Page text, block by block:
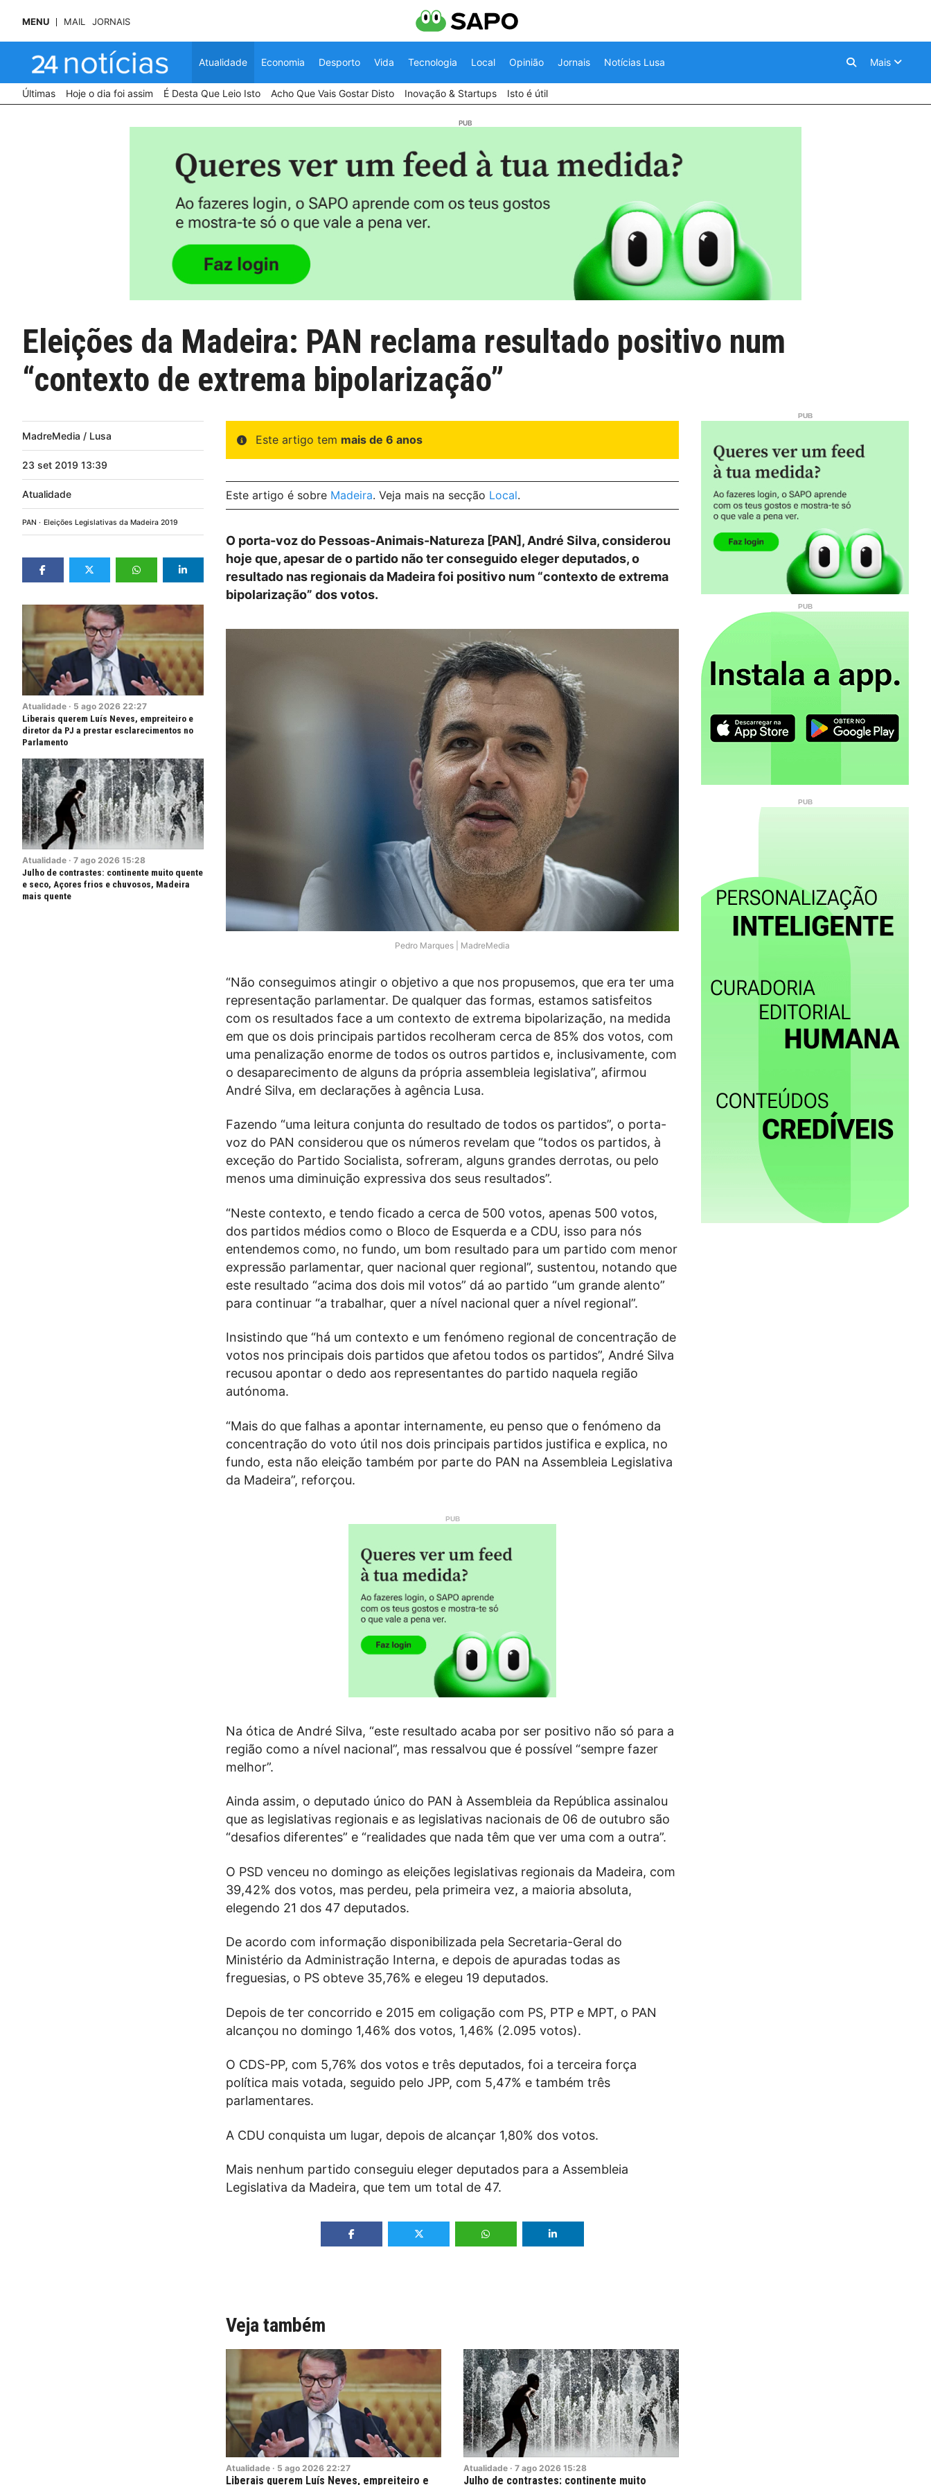
MENU MAIL JORNAIS
Atualidade Economia Desporto Vida Tecnologia Local Opinião Jornais Notícias Lusa Mais
Últimas Hoje o dia foi assim É Desta Que Leio Isto Acho Que Vais Gostar Disto Inovação & Startups Isto é útil
Eleições da Madeira: PAN reclama resultado positivo num
“contexto de extrema bipolarização”
MadreMedia / Lusa
23 set 2019 13:39
Atualidade
PAN Eleições Legislativas da Madeira 2019
Atualidade · 5 ago 2026 22:27
Liberais querem Luís Neves, empreiteiro e
diretor da PJ a prestar esclarecimentos no
Parlamento
Atualidade · 7 ago 2026 15:28
Julho de contrastes: continente muito quente
e seco, Açores frios e chuvosos, Madeira
mais quente
Este artigo tem mais de 6 anos
Este artigo é sobre Madeira. Veja mais na secção Local.
O porta-voz do Pessoas-Animais-Natureza [PAN], André Silva, considerou
hoje que, apesar de o partido não ter conseguido eleger deputados, o
resultado nas regionais da Madeira foi positivo num “contexto de extrema
bipolarização” dos votos.
Pedro Marques | MadreMedia
“Não conseguimos atingir o objetivo a que nos propusemos, que era ter uma
representação parlamentar. De qualquer das formas, estamos satisfeitos
com os resultados face a um contexto de extrema bipolarização, na medida
em que os dois principais partidos recolheram cerca de 85% dos votos, com
uma penalização enorme de todos os outros partidos e, inclusivamente, com
o desaparecimento de alguns da própria assembleia legislativa”, afirmou
André Silva, em declarações à agência Lusa.
Fazendo “uma leitura conjunta do resultado de todos os partidos”, o porta-
voz do PAN considerou que os números revelam que “todos os partidos, à
exceção do Partido Socialista, sofreram, alguns grandes derrotas, ou pelo
menos uma diminuição expressiva dos seus resultados”.
“Neste contexto, e tendo ficado a cerca de 500 votos, apenas 500 votos,
dos partidos médios como o Bloco de Esquerda e a CDU, isso para nós
entendemos como, no fundo, um bom resultado para um partido com menor
expressão parlamentar, quer nacional quer regional”, sustentou, notando que
este resultado “acima dos dois mil votos” dá ao partido “um grande alento”
para continuar “a trabalhar, quer a nível nacional quer a nível regional”.
Insistindo que “há um contexto e um fenómeno regional de concentração de
votos nos principais dois partidos que afetou todos os partidos”, André Silva
recusou apontar o dedo aos representantes do partido naquela região
autónoma.
“Mais do que falhas a apontar internamente, eu penso que o fenómeno da
concentração do voto útil nos dois principais partidos justifica e explica, no
fundo, esta não eleição também por parte do PAN na Assembleia Legislativa
da Madeira”, reforçou.
Na ótica de André Silva, “este resultado acaba por ser positivo não só para a
região como a nível nacional”, mas ressalvou que é possível “sempre fazer
melhor”.
Ainda assim, o deputado único do PAN à Assembleia da República assinalou
que as legislativas regionais e as legislativas nacionais de 06 de outubro são
“desafios diferentes” e “realidades que nada têm que ver uma com a outra”.
O PSD venceu no domingo as eleições legislativas regionais da Madeira, com
39,42% dos votos, mas perdeu, pela primeira vez, a maioria absoluta,
elegendo 21 dos 47 deputados.
De acordo com informação disponibilizada pela Secretaria-Geral do
Ministério da Administração Interna, e depois de apuradas todas as
freguesias, o PS obteve 35,76% e elegeu 19 deputados.
Depois de ter concorrido e 2015 em coligação com PS, PTP e MPT, o PAN
alcançou no domingo 1,46% dos votos, 1,46% (2.095 votos).
O CDS-PP, com 5,76% dos votos e três deputados, foi a terceira força
política mais votada, seguido pelo JPP, com 5,47% e também três
parlamentares.
A CDU conquista um lugar, depois de alcançar 1,80% dos votos.
Mais nenhum partido conseguiu eleger deputados para a Assembleia
Legislativa da Madeira, que tem um total de 47.
Veja também
Atualidade · 5 ago 2026 22:27
Liberais querem Luís Neves, empreiteiro e
Atualidade · 7 ago 2026 15:28
Julho de contrastes: continente muito